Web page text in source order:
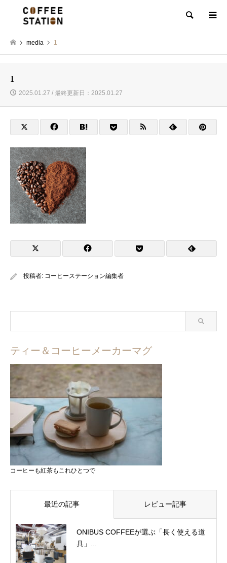
検索
media 1
1
2025.01.27 / 最終更新日：2025.01.27
投稿者: コーヒーステーション編集者
ティー＆コーヒーメーカーマグ
コーヒーも紅茶もこれひとつで
最近の記事 レビュー記事
ONIBUS COFFEEが選ぶ「長く使える道
具」...